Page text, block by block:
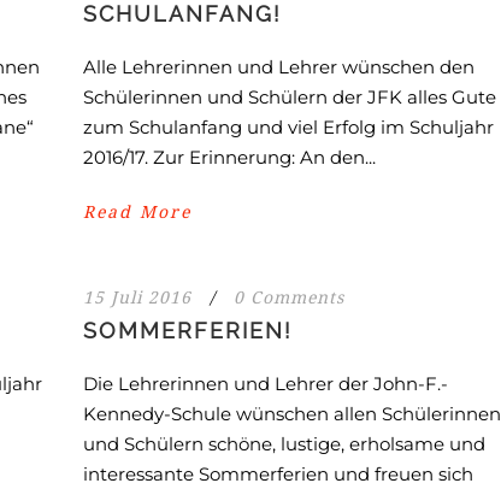
SCHULANFANG!
Alle Lehrerinnen und Lehrer wünschen den
Schülerinnen und Schülern der JFK alles Gute
zum Schulanfang und viel Erfolg im Schuljahr
2016/17. Zur Erinnerung: An den...
Read More
15 Juli 2016 / 0 Comments
SOMMERFERIEN!
Die Lehrerinnen und Lehrer der John-F.-
Kennedy-Schule wünschen allen Schülerinnen
und Schülern schöne, lustige, erholsame und
interessante Sommerferien und freuen sich